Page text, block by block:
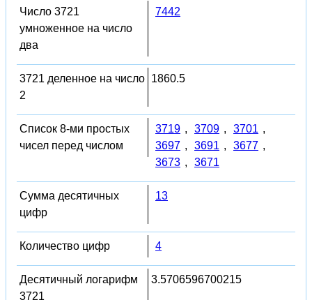
Число 3721
умноженное на число
два
7442
3721 деленное на число
2
1860.5
Список 8-ми простых
чисел перед числом
3719 , 3709 , 3701 ,
3697 , 3691 , 3677 ,
3673 , 3671
Сумма десятичных
цифр
13
Количество цифр 4
Десятичный логарифм
3721
3.5706596700215